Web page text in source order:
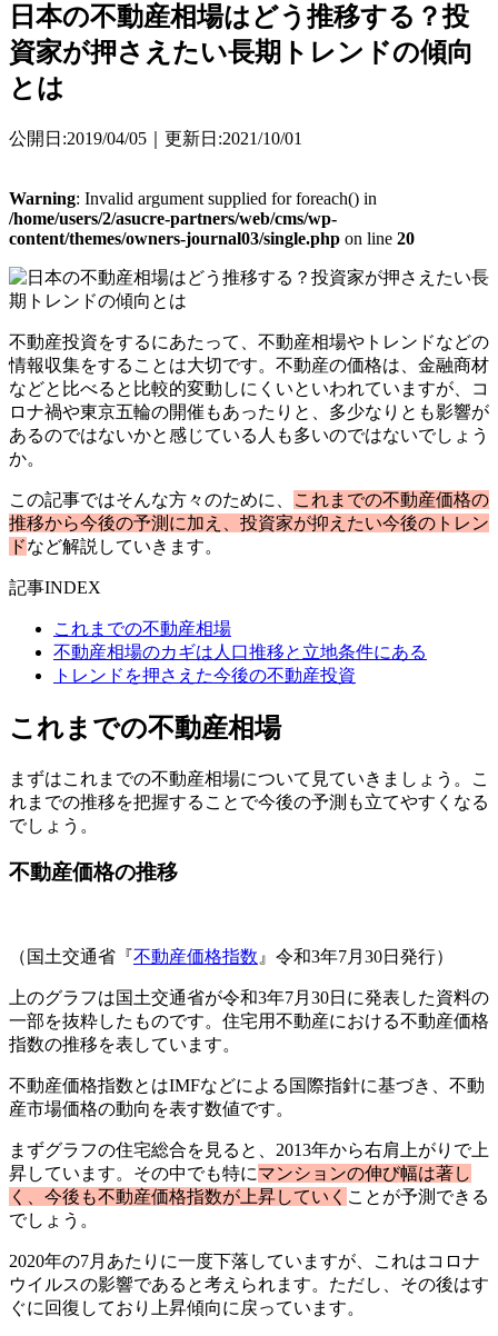
日本の不動産相場はどう推移する？投
資家が押さえたい長期トレンドの傾向
とは
公開日:2019/04/05｜更新日:2021/10/01
Warning: Invalid argument supplied for foreach() in
/home/users/2/asucre-partners/web/cms/wp-
content/themes/owners-journal03/single.php on line 20
不動産投資をするにあたって、不動産相場やトレンドなどの
情報収集をすることは大切です。不動産の価格は、金融商材
などと比べると比較的変動しにくいといわれていますが、コ
ロナ禍や東京五輪の開催もあったりと、多少なりとも影響が
あるのではないかと感じている人も多いのではないでしょう
か。
この記事ではそんな方々のために、
これまでの不動産価格の
推移から今後の予測に加え、投資家が抑えたい今後のトレン
ドなど解説していきます。
記事INDEX
これまでの不動産相場
不動産相場のカギは人口推移と立地条件にある
トレンドを押さえた今後の不動産投資
これまでの不動産相場
まずはこれまでの不動産相場について見ていきましょう。こ
れまでの推移を把握することで今後の予測も立てやすくなる
でしょう。
不動産価格の推移
（国土交通省『不動産価格指数 』令和3年7月30日発行）
上のグラフは国土交通省が令和3年7月30日に発表した資料の
一部を抜粋したものです。住宅用不動産における不動産価格
指数の推移を表しています。
不動産価格指数とはIMFなどによる国際指針に基づき、不動
産市場価格の動向を表す数値です。
まずグラフの住宅総合を見ると、2013年から右肩上がりで上
昇しています。その中でも特にマンションの伸び幅は著し
く、今後も不動産価格指数が上昇していく ことが予測できる
でしょう。
2020年の7月あたりに一度下落していますが、これはコロナ
ウイルスの影響であると考えられます。ただし、その後はす
ぐに回復しており上昇傾向に戻っています。